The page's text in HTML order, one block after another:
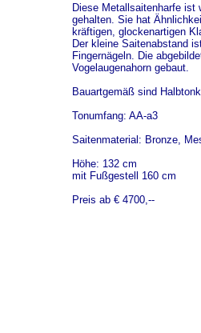
Diese Metallsaitenharfe ist
gehalten. Sie hat
kräftigen, glockenartigen
Der kleine Saitenabstand
Fingernägeln. Die
Vogelaugenahorn gebaut.
Bauartgemäß sind
Tonumfang: AA-a3
Saitenmaterial: Bronze,
Höhe: 132 cm
mit Fußgestell 160 cm
Preis ab € 4700,--